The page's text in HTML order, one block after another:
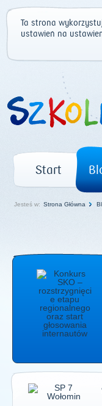
Ta strona
ustawień na
Start
Jesteś w: Strona Główna